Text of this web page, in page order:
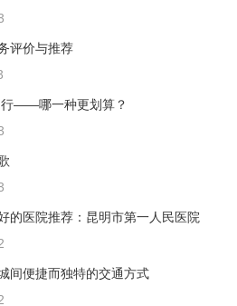
评价与推荐
行——哪一种更划算？
的医院推荐：昆明市第一人民医院
间便捷而独特的交通方式